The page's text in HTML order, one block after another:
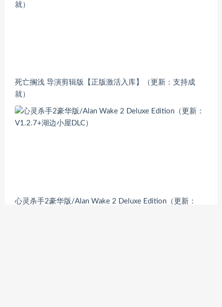
死亡搁浅 导演剪辑版【正版激活入库】（更新：支持成
就）
心灵杀手2豪华版/Alan Wake 2 Deluxe Edition（更新：